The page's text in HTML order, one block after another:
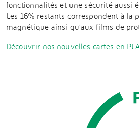
fonctionnalités et une sécurité aussi
Les 16% restants correspondent à la
magnétique ainsi qu’aux films de
Découvrir nos nouvelles cartes en